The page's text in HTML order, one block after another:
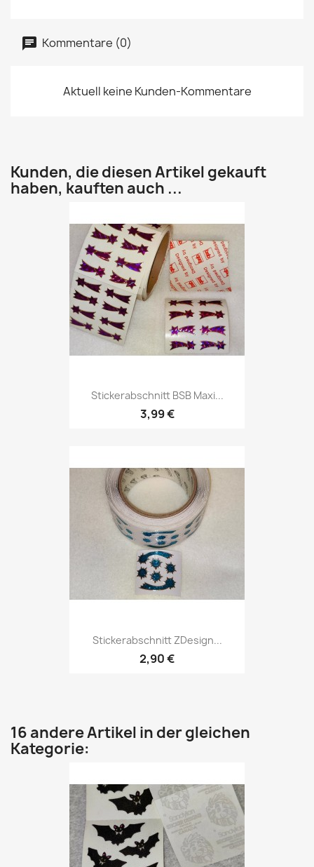
Kommentare (0)
Aktuell keine Kunden-Kommentare
Kunden, die diesen Artikel gekauft
haben, kauften auch ...
Stickerabschnitt BSB Maxi...
3,99 €
Stickerabschnitt ZDesign...
2,90 €
16 andere Artikel in der gleichen
Kategorie: